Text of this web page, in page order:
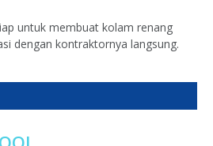
untuk membuat kolam renang
dengan kontraktornya langsung.